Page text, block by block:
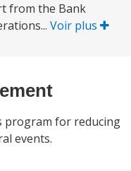
from the Bank
Voir plus
program for reducing
events.